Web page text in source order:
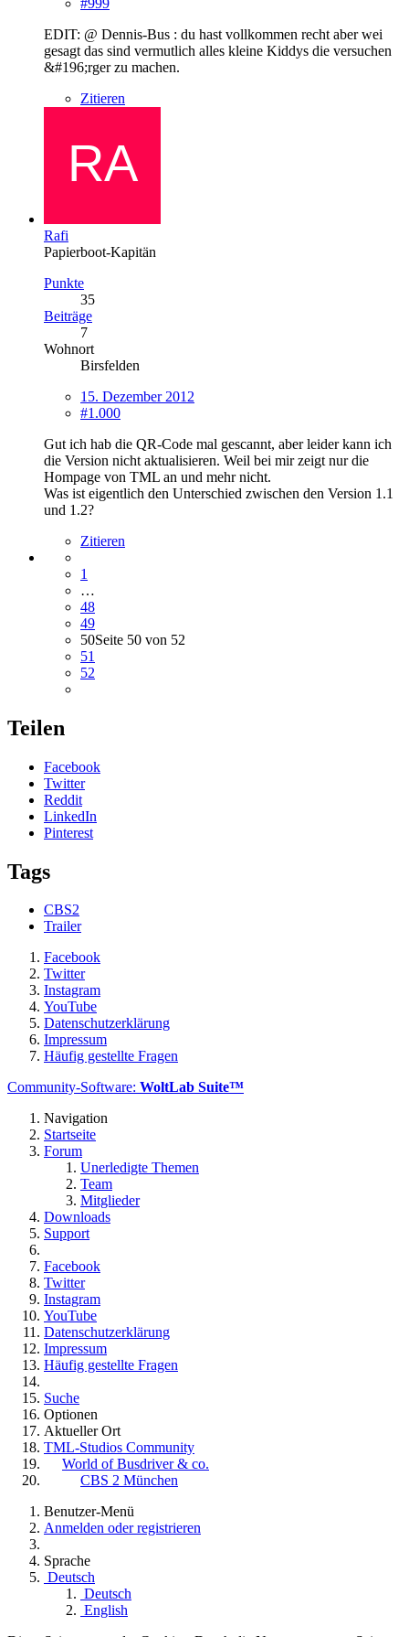
EDIT: @ Dennis-Bus : du hast vollkommen recht aber wei
gesagt das sind vermutlich alles kleine Kiddys die versuchen
&#196;rger zu machen.
Zitieren
Rafi
Papierboot-Kapitän
Punkte
35
Beiträge
7
Wohnort
Birsfelden
15. Dezember 2012
#1.000
Gut ich hab die QR-Code mal gescannt, aber leider kann ich
die Version nicht aktualisieren. Weil bei mir zeigt nur die
Hompage von TML an und mehr nicht.
Was ist eigentlich den Unterschied zwischen den Version 1.1
und 1.2?
Zitieren
1
…
48
49
50Seite 50 von 52
51
52
Teilen
Facebook
Twitter
Reddit
LinkedIn
Pinterest
Tags
CBS2
Trailer
Facebook
Twitter
Instagram
YouTube
Datenschutzerklärung
Impressum
Häufig gestellte Fragen
Community-Software: WoltLab Suite™
Navigation
Startseite
Forum
Unerledigte Themen
Team
Mitglieder
Downloads
Support
Facebook
Twitter
Instagram
YouTube
Datenschutzerklärung
Impressum
Häufig gestellte Fragen
Suche
Optionen
Aktueller Ort
TML-Studios Community
World of Busdriver & co.
CBS 2 München
Benutzer-Menü
Anmelden oder registrieren
Sprache
Deutsch
Deutsch
English